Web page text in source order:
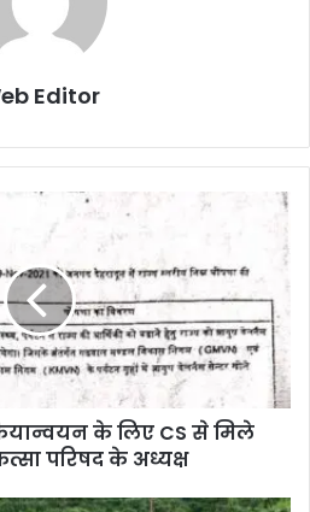
Editor
के लिए CS से मिले
परिषद के अध्यक्ष